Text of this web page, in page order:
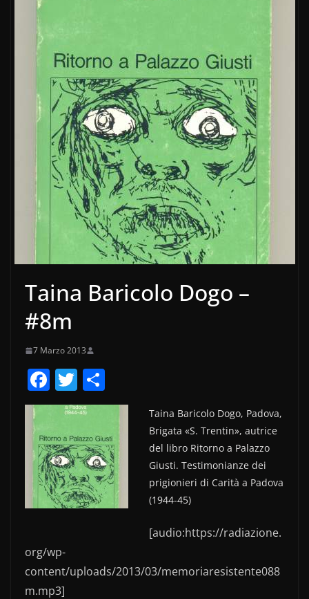
Taina Baricolo Dogo –
#8m
7 Marzo 2013
F
a
e
b
o
o
T
w
itt
er
o
di
vi
di
Taina Baricolo Dogo, Padova,
Brigata «S. Trentin», autrice
del libro Ritorno a Palazzo
Giusti. Testimonianze dei
prigionieri di Carità a Padova
(1944-45)
[audio:https://radiazione.
org/wp-
content/uploads/2013/03/memoriaresistente088
m.mp3]